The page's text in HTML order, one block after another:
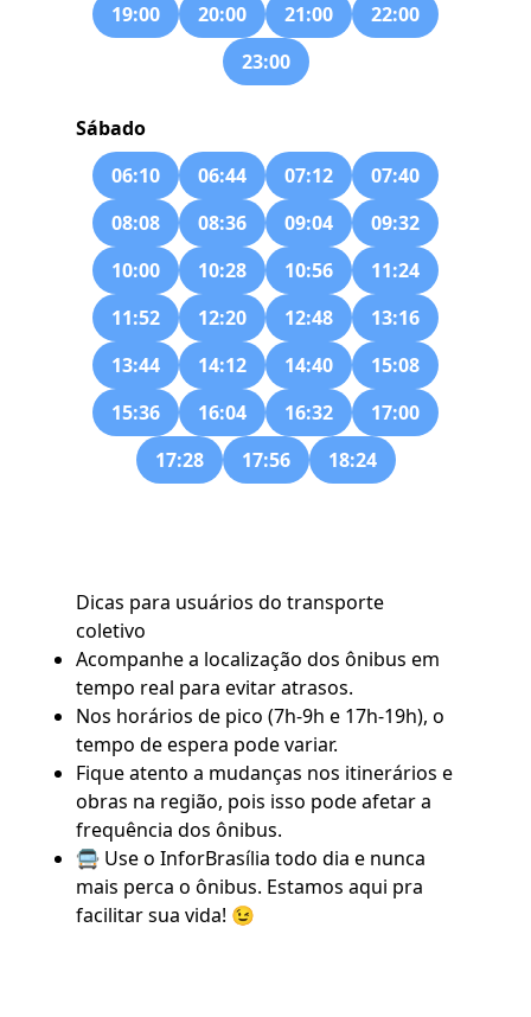
19:00
20:00 21:00
22:00
23:00
Sábado
06:10
06:44 07:12
07:40
08:08
08:36 09:04
09:32
10:00
10:28 10:56
11:24
11:52
12:20 12:48
13:16
13:44
14:12 14:40
15:08
15:36
16:04 16:32
17:00
17:28
17:56 18:24
Dicas para usuários do transporte
coletivo
Acompanhe a localização dos ônibus em
tempo real para evitar atrasos.
Nos horários de pico (7h-9h e 17h-19h), o
tempo de espera pode variar.
Fique atento a mudanças nos itinerários e
obras na região, pois isso pode afetar a
frequência dos ônibus.
🚍 Use o InforBrasília todo dia e nunca
mais perca o ônibus. Estamos aqui pra
facilitar sua vida! 😉